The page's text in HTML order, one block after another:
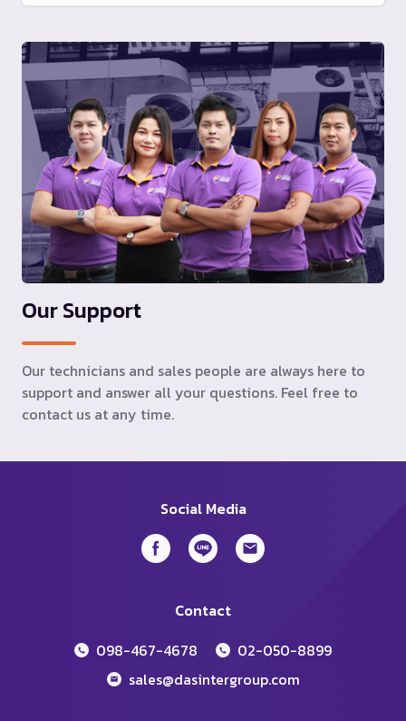
Our Support
Our technicians and sales people are always here to
support and answer all your questions. Feel free to
contact us at any time.
Social Media
Contact
098-467-4678
02-050-8899
sales@dasintergroup.com